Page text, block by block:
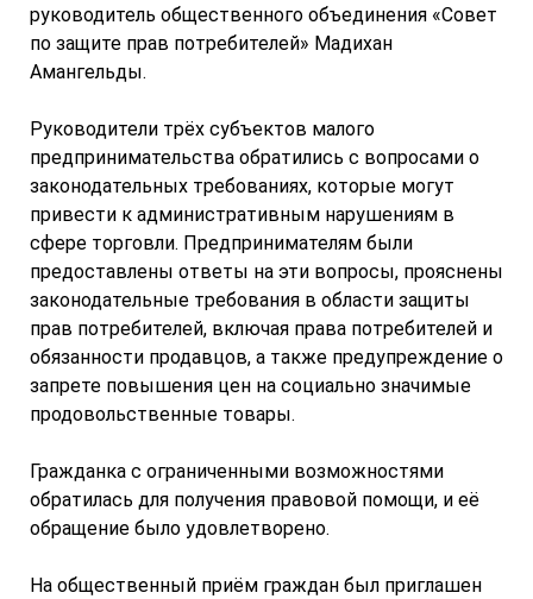
руководитель общественного объединения «Совет
по защите прав потребителей» Мадихан
Амангельды.
Руководители трёх субъектов малого
предпринимательства обратились с вопросами о
законодательных требованиях, которые могут
привести к административным нарушениям в
сфере торговли. Предпринимателям были
предоставлены ответы на эти вопросы, прояснены
законодательные требования в области защиты
прав потребителей, включая права потребителей и
обязанности продавцов, а также предупреждение о
запрете повышения цен на социально значимые
продовольственные товары.
Гражданка с ограниченными возможностями
обратилась для получения правовой помощи, и её
обращение было удовлетворено.
На общественный приём граждан был приглашен